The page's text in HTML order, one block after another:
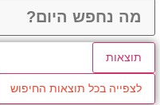
תוצאות
לצפייה בכל תוצאות החיפוש